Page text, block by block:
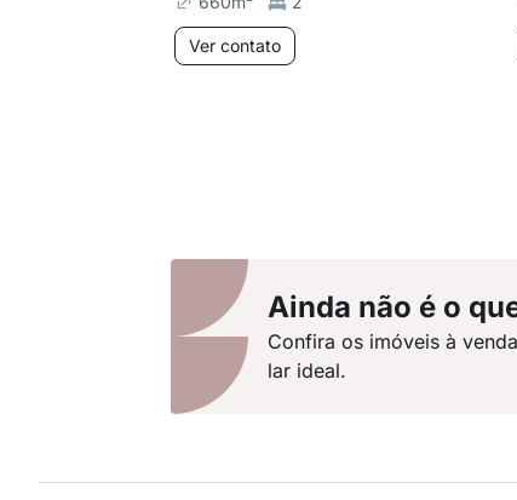
Ver contato
Ainda não é o
Confira os imóveis à
lar ideal.